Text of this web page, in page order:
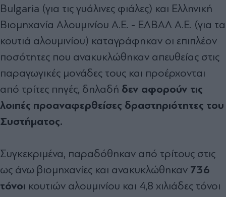
Bulgaria (για τις γυάλινες φιάλες) και Ελληνική
Βιοµηχανία Αλουµινίου Α.Ε. - ΕΛΒΑΛ Α.Ε. (για τα
κουτιά αλουµινίου) καταγράφηκαν οι επιπλέον
ποσότητες που ανακυκλώθηκαν απευθείας στις
παραγωγικές µονάδες τους και προέρχονται
από τρίτες πηγές, δηλαδή δεν αφορούν τις
λοιπές προαναφερθείσες δραστηριότητες του
Συστήµατος.
Συγκεκριµένα, παραδόθηκαν από τρίτους στις
ως άνω βιοµηχανίες και ανακυκλώθηκαν 736
τόνοι κουτιών αλουµινίου και 4,8 χιλιάδες τόνοι